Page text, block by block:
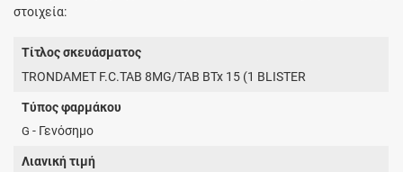
στοιχεία:
Τίτλος σκευάσματος
TRONDAMET F.C.TAB 8MG/TAB BTx 15 (1 BLISTER
Τύπος φαρμάκου
G - Γενόσημο
Λιανική τιμή